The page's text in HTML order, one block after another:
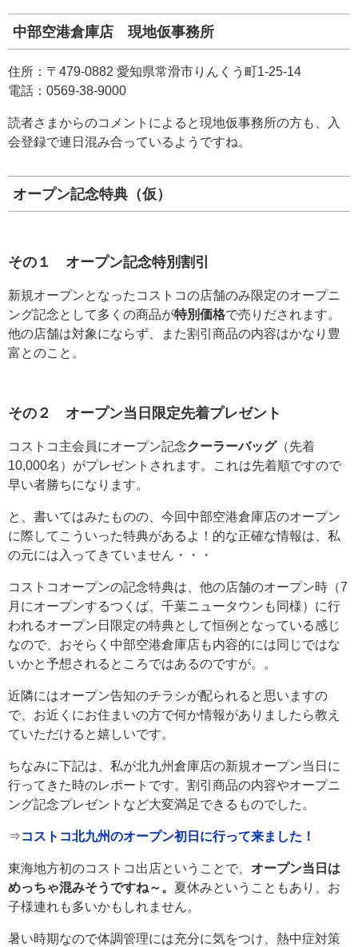
中部空港倉庫店 現地仮事務所
住所：〒479-0882 愛知県常滑市りんくう町1-25-14
電話：0569-38-9000
読者さまからのコメントによると現地仮事務所の方も、入
会登録で連日混み合っているようですね。
オープン記念特典（仮）
その１ オープン記念特別割引
新規オープンとなったコストコの店舗のみ限定のオープニ
ング記念として多くの商品が特別価格で売りだされます。
他の店舗は対象にならず、また割引商品の内容はかなり豊
富とのこと。
その２ オープン当日限定先着プレゼント
コストコ主会員にオープン記念クーラーバッグ（先着
10,000名）がプレゼントされます。これは先着順ですので
早い者勝ちになります。
と、書いてはみたものの、今回中部空港倉庫店のオープン
に際してこういった特典があるよ！的な正確な情報は、私
の元には入ってきていません・・・
コストコオープンの記念特典は、他の店舗のオープン時（7
月にオープンするつくば、千葉ニュータウンも同様）に行
われるオープン日限定の特典として恒例となっている感じ
なので、おそらく中部空港倉庫店も内容的には同じではな
いかと予想されるところではあるのですが。。
近隣にはオープン告知のチラシが配られると思いますの
で、お近くにお住まいの方で何か情報がありましたら教え
ていただけると嬉しいです。
ちなみに下記は、私が北九州倉庫店の新規オープン当日に
行ってきた時のレポートです。割引商品の内容やオープニ
ング記念プレゼントなど大変満足できるものでした。
⇒コストコ北九州のオープン初日に行って来ました！
東海地方初のコストコ出店ということで、 オープン当日は
めっちゃ混みそうですね～。 夏休みということもあり、お
子様連れも多いかもしれません。
暑い時期なので体調管理には充分に気をつけ、熱中症対策